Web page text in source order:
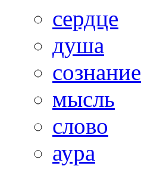
сердце
душа
сознание
мысль
слово
аура